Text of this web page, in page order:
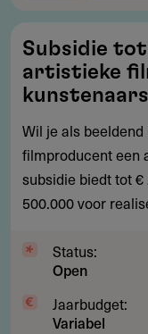
tot
€
500.000
voor
artistieke
films
van
kunstenaars
Subsidie
artistieke
kunstenaars
Wil je als
filmproducent een
subsidie biedt tot
500.000 voor
Status:
Open
Jaarbudget:
Variabel